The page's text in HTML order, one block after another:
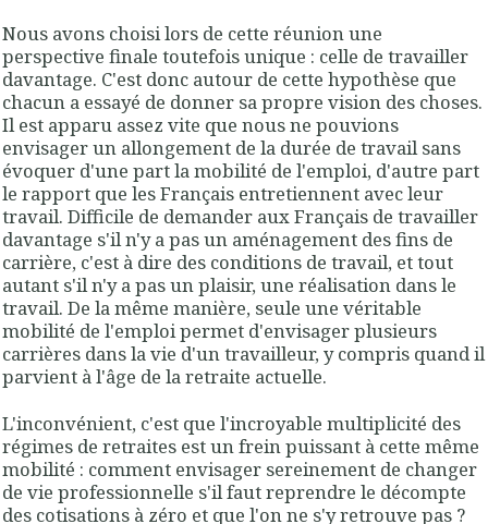
Nous avons choisi lors de cette réunion une
perspective finale toutefois unique : celle de travailler
davantage. C'est donc autour de cette hypothèse que
chacun a essayé de donner sa propre vision des choses.
Il est apparu assez vite que nous ne pouvions
envisager un allongement de la durée de travail sans
évoquer d'une part la mobilité de l'emploi, d'autre part
le rapport que les Français entretiennent avec leur
travail. Difficile de demander aux Français de travailler
davantage s'il n'y a pas un aménagement des fins de
carrière, c'est à dire des conditions de travail, et tout
autant s'il n'y a pas un plaisir, une réalisation dans le
travail. De la même manière, seule une véritable
mobilité de l'emploi permet d'envisager plusieurs
carrières dans la vie d'un travailleur, y compris quand il
parvient à l'âge de la retraite actuelle.
L'inconvénient, c'est que l'incroyable multiplicité des
régimes de retraites est un frein puissant à cette même
mobilité : comment envisager sereinement de changer
de vie professionnelle s'il faut reprendre le décompte
des cotisations à zéro et que l'on ne s'y retrouve pas ?